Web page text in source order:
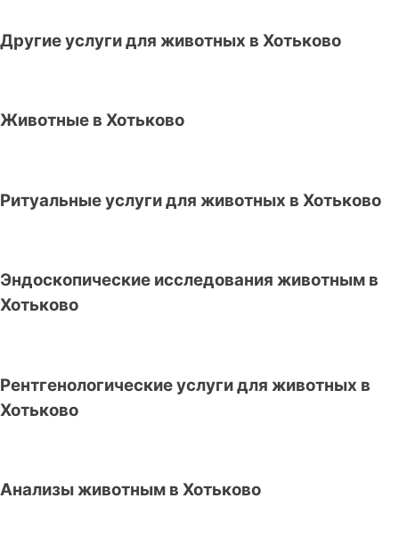
Другие услуги для животных в Хотьково
Животные в Хотьково
Ритуальные услуги для животных в Хотьково
Эндоскопические исследования животным в
Хотьково
Рентгенологические услуги для животных в
Хотьково
Анализы животным в Хотьково